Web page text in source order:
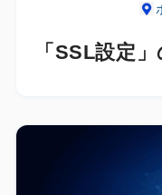
「SSL設定